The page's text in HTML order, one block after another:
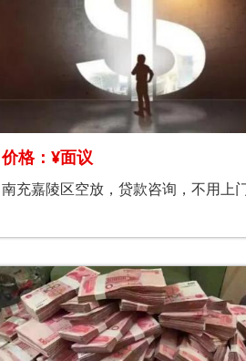
价格：¥面议
南充嘉陵区空放，贷款咨询，不用上